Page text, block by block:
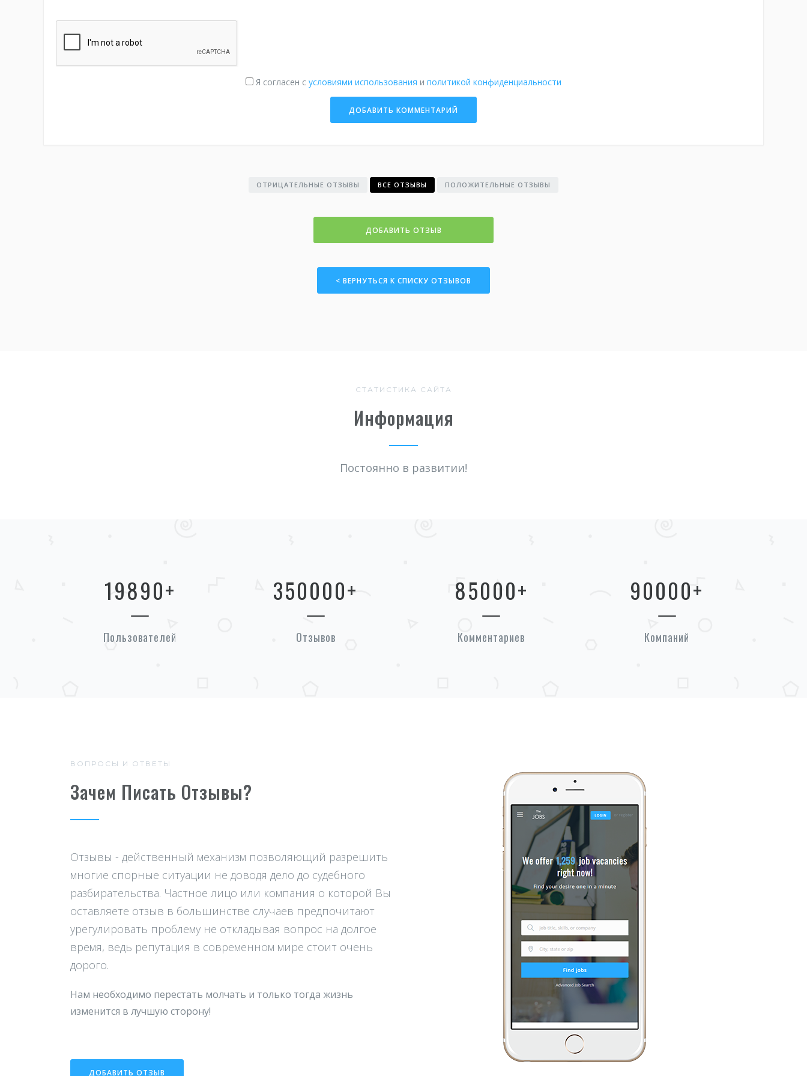
Я согласен с условиями использования и политикой конфиденциальности
ОТРИЦАТЕЛЬНЫЕ ОТЗЫВЫ ВСЕ ОТЗЫВЫ ПОЛОЖИТЕЛЬНЫЕ ОТЗЫВЫ
ДОБАВИТЬ ОТЗЫВ
< ВЕРНУТЬСЯ К СПИСКУ ОТЗЫВОВ
СТАТИСТИКА САЙТА
Информация
Постоянно в развитии!
19890+
Пользователей
350000+
Отзывов
85000+
Комментариев
90000+
Компаний
ВОПРОСЫ И ОТВЕТЫ
Зачем Писать Отзывы?
Отзывы - действенный механизм позволяющий разрешить
многие спорные ситуации не доводя дело до судебного
разбирательства. Частное лицо или компания о которой Вы
оставляете отзыв в большинстве случаев предпочитают
урегулировать проблему не откладывая вопрос на долгое
время, ведь репутация в современном мире стоит очень
дорого.
Нам необходимо перестать молчать и только тогда жизнь
изменится в лучшую сторону!
ДОБАВИТЬ ОТЗЫВ